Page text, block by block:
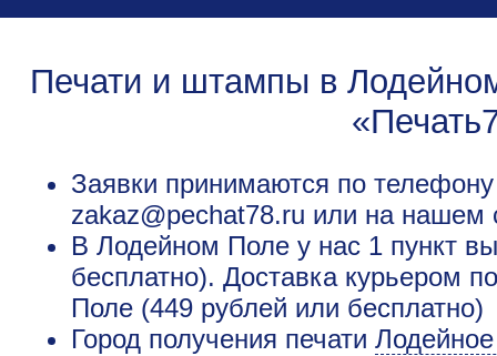
Печати и штампы в
Заявки принимаются по
zakaz@pechat78.ru или на нашем
В Лодейном Поле у нас 1 пункт
бесплатно). Доставка курьером
Поле (449 рублей или бесплатно)
Город получения печати